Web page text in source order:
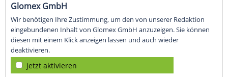
Glomex GmbH
Wir benötigen Ihre Zustimmung, um den von unserer Redaktion
eingebundenen Inhalt von Glomex GmbH anzuzeigen. Sie können
diesen mit einem Klick anzeigen lassen und auch wieder
deaktivieren.
jetzt aktivieren